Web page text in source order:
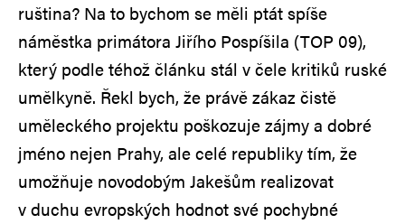
ruština? Na to bychom se měli ptát spíše
náměstka primátora Jiřího Pospíšila (TOP 09),
který podle téhož článku stál v čele kritiků ruské
umělkyně. Řekl bych, že právě zákaz čistě
uměleckého projektu poškozuje zájmy a dobré
jméno nejen Prahy, ale celé republiky tím, že
umožňuje novodobým Jakešům realizovat
v duchu evropských hodnot své pochybné